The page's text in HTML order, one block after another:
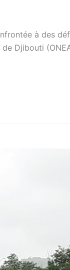
à des
de Djibouti